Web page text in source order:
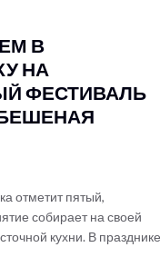
В
НА
ФЕСТИВАЛЬ
отметит пятый,
собирает на своей
кухни. В празднике